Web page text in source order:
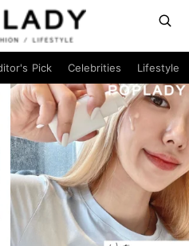
Pick Celebrities Lifestyle